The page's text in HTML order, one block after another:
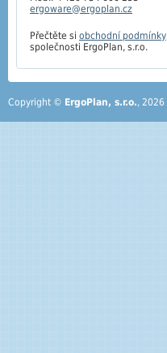
ergoware@ergoplan.cz
Přečtěte si obchodní podmínky
společnosti ErgoPlan, s.r.o.
Copyright © ErgoPlan, s.r.o., 2026